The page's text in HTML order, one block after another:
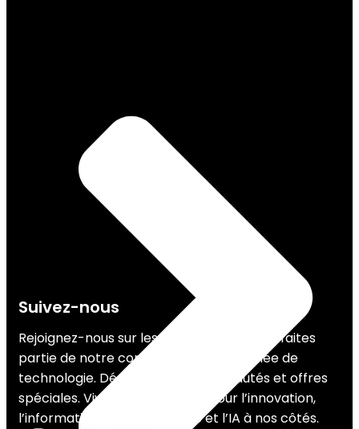
Suivez-nous
Rejoignez-nous sur les réseaux sociaux et faites
partie de notre communauté passionnée de
technologie. Découvrez nos nouveautés et offres
spéciales. Vivez votre passion pour l’innovation,
l’informatique, la bureautique et l’IA à nos côtés.